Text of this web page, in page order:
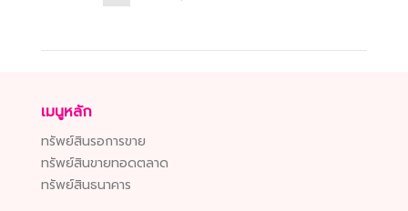
เมนูหลัก
ทรัพย์สินรอการขาย
ทรัพย์สินขายทอดตลาด
ทรัพย์สินธนาคาร